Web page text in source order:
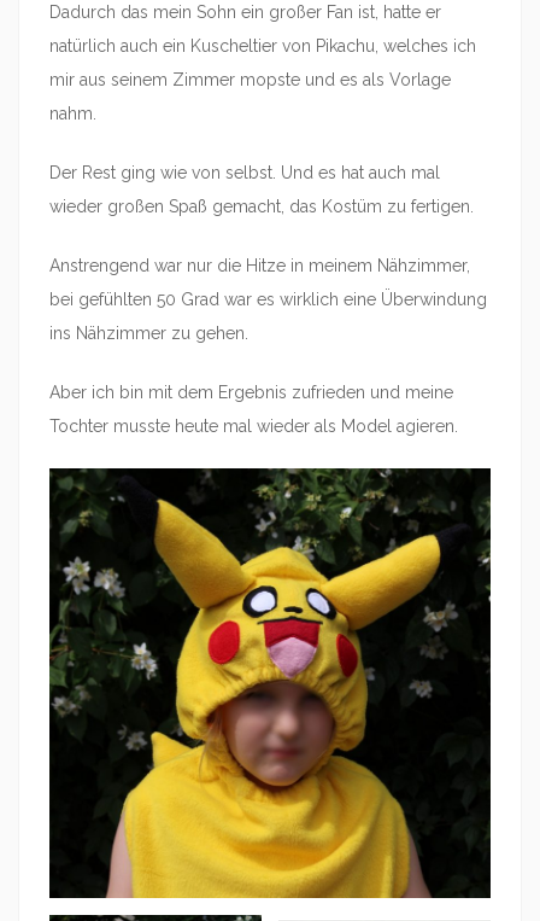
Dadurch das mein Sohn ein großer Fan ist, hatte er
natürlich auch ein Kuscheltier von Pikachu, welches ich
mir aus seinem Zimmer mopste und es als Vorlage
nahm.
Der Rest ging wie von selbst. Und es hat auch mal
wieder großen Spaß gemacht, das Kostüm zu fertigen.
Anstrengend war nur die Hitze in meinem Nähzimmer,
bei gefühlten 50 Grad war es wirklich eine Überwindung
ins Nähzimmer zu gehen.
Aber ich bin mit dem Ergebnis zufrieden und meine
Tochter musste heute mal wieder als Model agieren.